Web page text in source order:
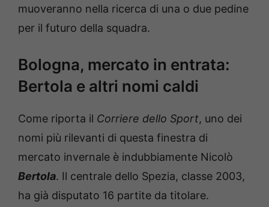
muoveranno nella ricerca di una o due pedine
per il futuro della squadra.
Bologna, mercato in entrata:
Bertola e altri nomi caldi
Come riporta il Corriere dello Sport, uno dei
nomi più rilevanti di questa finestra di
mercato invernale è indubbiamente Nicolò
Bertola. Il centrale dello Spezia, classe 2003,
ha già disputato 16 partite da titolare.